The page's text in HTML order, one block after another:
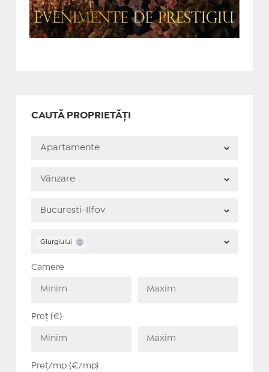
CAUTĂ PROPRIETĂȚI
Giurgiului
Camere
Preț (€)
Preț/mp (€/mp)